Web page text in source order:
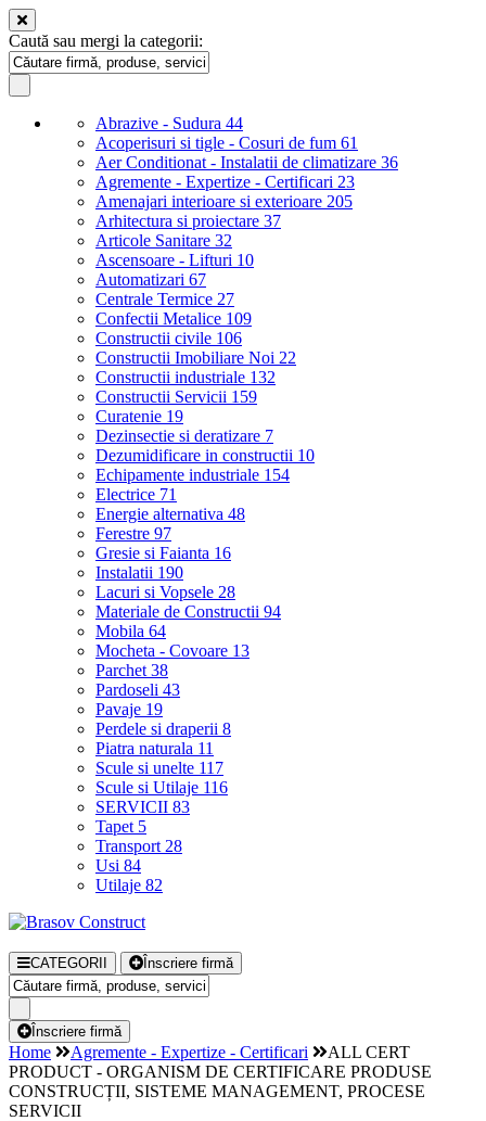
Caută sau mergi la categorii:
Abrazive - Sudura 44
Acoperisuri si tigle - Cosuri de fum 61
Aer Conditionat - Instalatii de climatizare 36
Agremente - Expertize - Certificari 23
Amenajari interioare si exterioare 205
Arhitectura si proiectare 37
Articole Sanitare 32
Ascensoare - Lifturi 10
Automatizari 67
Centrale Termice 27
Confectii Metalice 109
Constructii civile 106
Constructii Imobiliare Noi 22
Constructii industriale 132
Constructii Servicii 159
Curatenie 19
Dezinsectie si deratizare 7
Dezumidificare in constructii 10
Echipamente industriale 154
Electrice 71
Energie alternativa 48
Ferestre 97
Gresie si Faianta 16
Instalatii 190
Lacuri si Vopsele 28
Materiale de Constructii 94
Mobila 64
Mocheta - Covoare 13
Parchet 38
Pardoseli 43
Pavaje 19
Perdele si draperii 8
Piatra naturala 11
Scule si unelte 117
Scule si Utilaje 116
SERVICII 83
Tapet 5
Transport 28
Usi 84
Utilaje 82
CATEGORII Înscriere firmă
Înscriere firmă
Home Agremente - Expertize - Certificari
ALL CERT
PRODUCT - ORGANISM DE CERTIFICARE PRODUSE
CONSTRUCȚII, SISTEME MANAGEMENT, PROCESE
SERVICII